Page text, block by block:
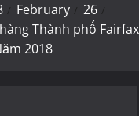
February
26
Thành phố
2018